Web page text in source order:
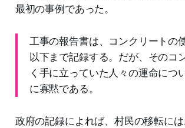
最初の事例であった。
工事の報告書は、コンクリートの
以下まで記録する。だが、そのコ
く手に立っていた人々の運命につ
に寡黙である。
政府の記録によれば、村民の移転に